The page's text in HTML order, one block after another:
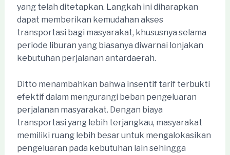
yang telah ditetapkan. Langkah ini diharapkan
dapat memberikan kemudahan akses
transportasi bagi masyarakat, khususnya selama
periode liburan yang biasanya diwarnai lonjakan
kebutuhan perjalanan antardaerah.
Ditto menambahkan bahwa insentif tarif terbukti
efektif dalam mengurangi beban pengeluaran
perjalanan masyarakat. Dengan biaya
transportasi yang lebih terjangkau, masyarakat
memiliki ruang lebih besar untuk mengalokasikan
pengeluaran pada kebutuhan lain sehingga